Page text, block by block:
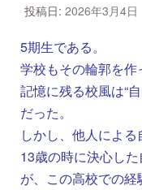
投稿日: 2026年3月4日
5期生である。
学校もその輪郭を作
記憶に残る校風は“
だった。
しかし、他人によ
13歳の時に決心し
が、この高校での